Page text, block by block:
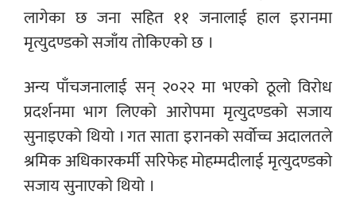
लागेका छ जना सहित ११ जनालाई हाल इरानमा
मृत्युदण्डको सजाँय तोकिएको छ ।
अन्य पाँचजनालाई सन् २०२२ मा भएको ठूलो विरोध
प्रदर्शनमा भाग लिएको आरोपमा मृत्युदण्डको सजाय
सुनाइएको थियो । गत साता इरानको सर्वोच्च अदालतले
श्रमिक अधिकारकर्मी सरिफेह मोहम्मदीलाई मृत्युदण्डको
सजाय सुनाएको थियो ।